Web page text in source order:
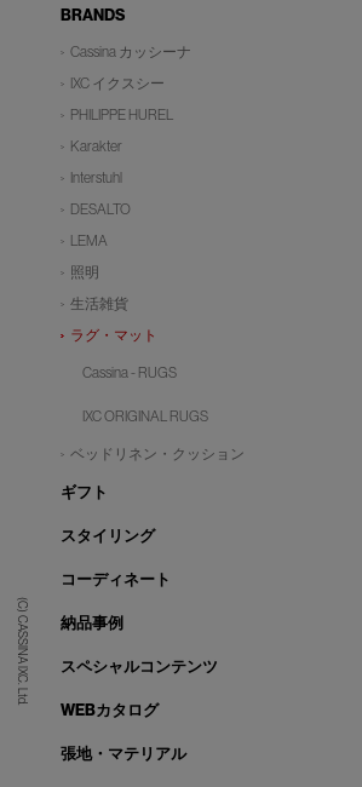
(C) CASSINA IXC. Ltd.
BRANDS
Cassina カッシーナ
IXC イクスシー
PHILIPPE HUREL
Karakter
Interstuhl
DESALTO
LEMA
照明
生活雑貨
ラグ・マット
Cassina - RUGS
IXC ORIGINAL RUGS
ベッドリネン・クッション
ギフト
スタイリング
コーディネート
納品事例
スペシャルコンテンツ
WEBカタログ
張地・マテリアル